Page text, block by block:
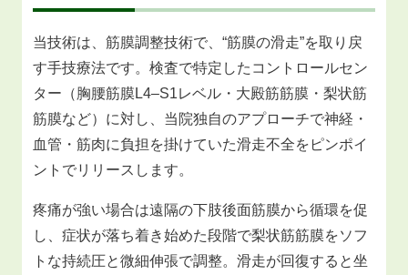
当技術は、筋膜調整技術で、“筋膜の滑走”を取り戻
す手技療法です。検査で特定したコントロールセン
ター（胸腰筋膜L4–S1レベル・大殿筋筋膜・梨状筋
筋膜など）に対し、当院独自のアプローチで神経・
血管・筋肉に負担を掛けていた滑走不全をピンポイ
ントでリリースします。
疼痛が強い場合は遠隔の下肢後面筋膜から循環を促
し、症状が落ち着き始めた段階で梨状筋筋膜をソフ
トな持続圧と微細伸張で調整。滑走が回復すると坐